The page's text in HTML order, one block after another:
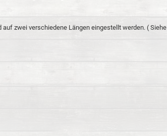
zwei verschiedene Längen eingestellt werden. ( Siehe